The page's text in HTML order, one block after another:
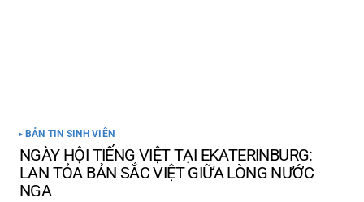
BẢN TIN SINH VIÊN
NGÀY HỘI TIẾNG VIỆT TẠI EKATERINBURG:
LAN TỎA BẢN SẮC VIỆT GIỮA LÒNG NƯỚC
NGA